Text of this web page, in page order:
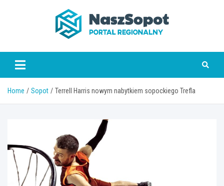
www.naszsopot.pl
Home Sopot Terrell Harris nowym nabytkiem sopockiego Trefla